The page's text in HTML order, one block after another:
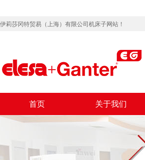
伊莉莎冈特贸易（上海）有限公司机床子网站！
首页 关于我们